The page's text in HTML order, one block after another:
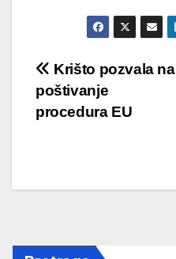
Post
navigation
Krišto pozvala na
poštivanje
procedura EU